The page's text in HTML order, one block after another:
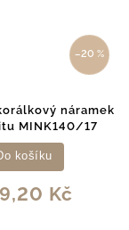
–20 %
náramek
MINK140/17
Kč
košíku